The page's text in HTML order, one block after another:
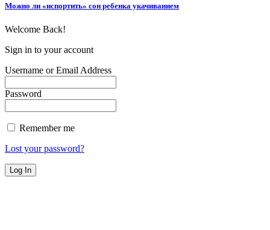
Можно ли «испортить» сон ребенка укачиванием
Welcome Back!
Sign in to your account
Username or Email Address
Password
Remember me
Lost your password?